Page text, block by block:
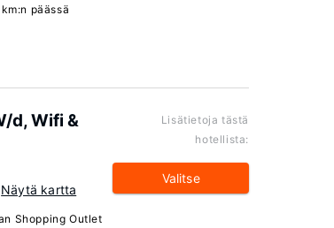
päässä
d, Wifi &
Näytä kartta
Shopping Outlet
Lisätietoja tästä
hotellista:
Valitse